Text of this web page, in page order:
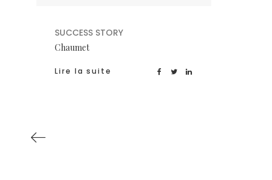
SUCCESS STORY
Chaumet
Lire la suite